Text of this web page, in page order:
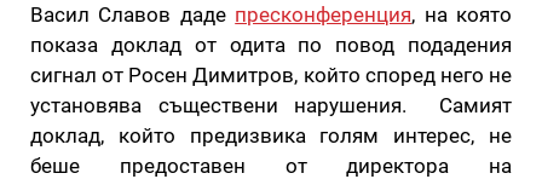
Васил Славов даде пресконференция, на която
показа доклад от одита по повод подадения
сигнал от Росен Димитров, който според него не
установява съществени нарушения. Самият
доклад, който предизвика голям интерес, не
беше предоставен от директора на